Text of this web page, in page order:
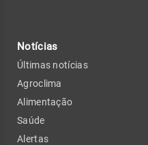
Notícias
Últimas notícias
Agroclima
Alimentação
Saúde
Alertas